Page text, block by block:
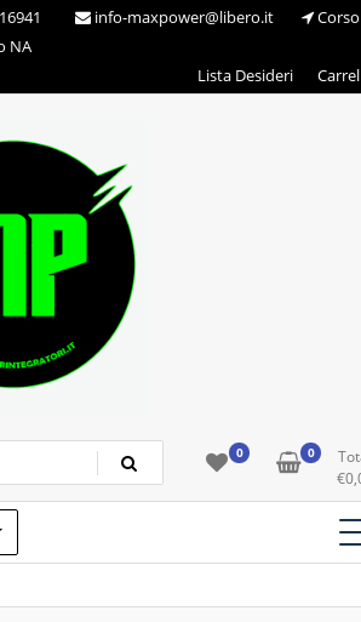
info-maxpower@libero.it
Corso
NA
Lista Desideri
Integratori 0 0
€